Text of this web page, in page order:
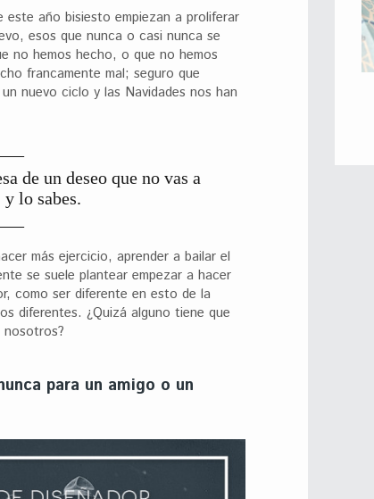
año bisiesto empiezan a proliferar
esos que nunca o casi nunca se
no hemos hecho, o que no hemos
francamente mal; seguro que
nuevo ciclo y las Navidades nos han
de un deseo que no vas a
lo sabes.
más ejercicio, aprender a bailar el
se suele plantear empezar a hacer
como ser diferente en esto de la
diferentes. ¿Quizá alguno tiene que
para un amigo o un